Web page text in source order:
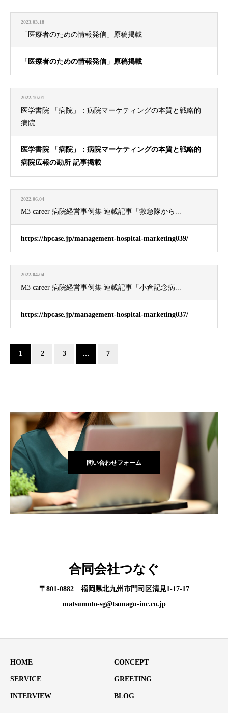
2023.03.18
「医療者のための情報発信」原稿掲載
「医療者のための情報発信」原稿掲載
2022.10.01
医学書院 「病院」：病院マーケティングの本質と戦略的
病院...
医学書院 「病院」：病院マーケティングの本質と戦略的
病院広報の勘所 記事掲載
2022.06.04
M3 career 病院経営事例集 連載記事「救急隊から...
https://hpcase.jp/management-hospital-marketing039/
2022.04.04
M3 career 病院経営事例集 連載記事「小倉記念病...
https://hpcase.jp/management-hospital-marketing037/
1 2 3 … 7
問い合わせフォーム
合同会社つなぐ
〒801-0882 福岡県北九州市門司区清見1-17-17
matsumoto-sg@tsunagu-inc.co.jp
HOME CONCEPT
SERVICE GREETING
INTERVIEW BLOG